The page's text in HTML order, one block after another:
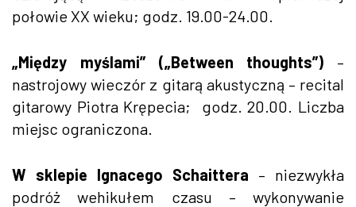
połowie XX wieku; godz. 19.00-24.00.
„Między myślami” („Between thoughts”) –
nastrojowy wieczór z gitarą akustyczną – recital
gitarowy Piotra Krępecia; godz. 20.00. Liczba
miejsc ograniczona.
W sklepie Ignacego Schaittera – niezwykła
podróż wehikułem czasu – wykonywanie